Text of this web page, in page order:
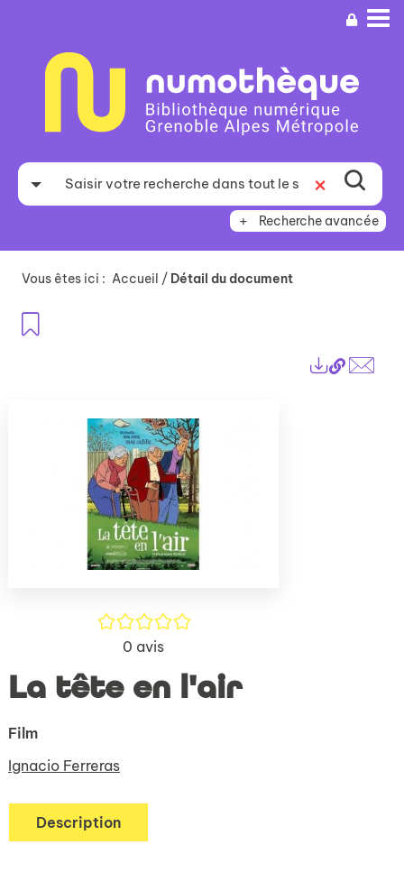
recherche
Recherche avancée
Vous êtes ici : Accueil / Détail du document
Lien
/5
0 avis
La tête en l'air
Film
Ignacio Ferreras
Description